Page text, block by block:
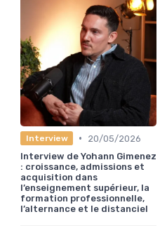
Interview •
20/05/2026
Interview de Yohann Gimenez
: croissance, admissions et
acquisition dans
l’enseignement supérieur, la
formation professionnelle,
l’alternance et le distanciel